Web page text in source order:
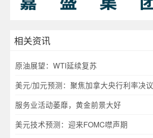
相关资讯
原油展望：WTI延续复苏
美元/加元预测：聚焦加拿大央行利率决议
服务业活动萎靡，黄金前景大好
美元技术预测：迎来FOMC噤声期